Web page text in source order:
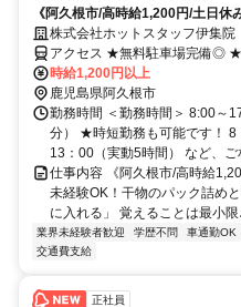
《阿久根市/高時給1,200円/土日
干物のパック詰めと梱包作業★
株式会社ホットスタッフ伊集院
アクセス ★無料駐車場完備◎ ★
時給1,200円以上
鹿児島県阿久根市
勤務時間 ＜勤務時間＞ 8:00～
分） ★時短勤務も可能です！ 8
13：00（実動5時間） など、ご
仕事内容 《阿久根市/高時給
未経験OK！干物のパック詰め
に入れる」 覚えることは最小
業界未経験者歓迎 学歴不問 車通勤OK
交通費支給
正社員